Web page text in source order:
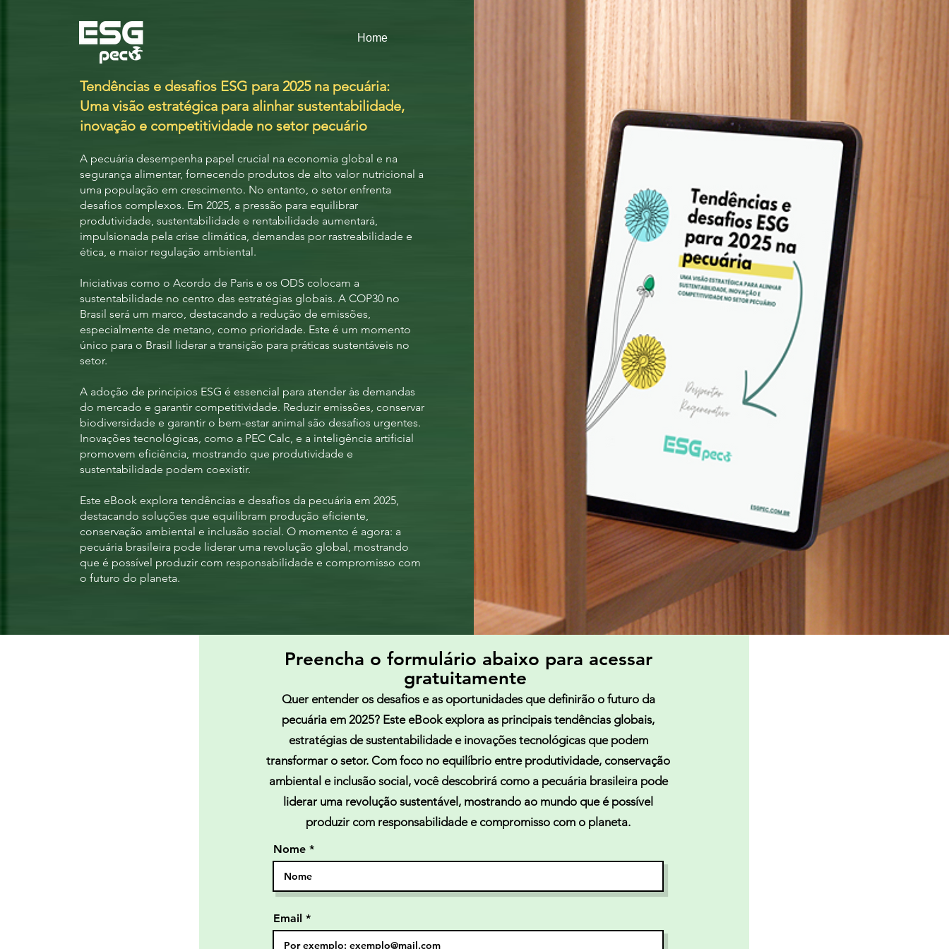
Home
Tendências e desafios ESG para 2025 na pecuária:
Uma visão estratégica para alinhar sustentabilidade,
inovação e competitividade no setor pecuário
A pecuária desempenha papel crucial na economia global e na
segurança alimentar, fornecendo produtos de alto valor nutricional a
uma população em crescimento. No entanto, o setor enfrenta
desafios complexos. Em 2025, a pressão para equilibrar
produtividade, sustentabilidade e rentabilidade aumentará,
impulsionada pela crise climática, demandas por rastreabilidade e
ética, e maior regulação ambiental.
Iniciativas como o Acordo de Paris e os ODS colocam a
sustentabilidade no centro das estratégias globais. A COP30 no
Brasil será um marco, destacando a redução de emissões,
especialmente de metano, como prioridade. Este é um momento
único para o Brasil liderar a transição para práticas sustentáveis no
setor.
A adoção de princípios ESG é essencial para atender às demandas
do mercado e garantir competitividade. Reduzir emissões, conservar
biodiversidade e garantir o bem-estar animal são desafios urgentes.
Inovações tecnológicas, como a PEC Calc, e a inteligência artificial
promovem eficiência, mostrando que produtividade e
sustentabilidade podem coexistir.
Este eBook explora tendências e desafios da pecuária em 2025,
destacando soluções que equilibram produção eficiente,
conservação ambiental e inclusão social. O momento é agora: a
pecuária brasileira pode liderar uma revolução global, mostrando
que é possível produzir com responsabilidade e compromisso com
o futuro do planeta.
Preencha o formulário abaixo para acessar
gratuitamente
Quer entender os desafios e as oportunidades que definirão o futuro da
pecuária em 2025? Este eBook explora as principais tendências globais,
estratégias de sustentabilidade e inovações tecnológicas que podem
transformar o setor. Com foco no equilíbrio entre produtividade, conservação
ambiental e inclusão social, você descobrirá como a pecuária brasileira pode
liderar uma revolução sustentável, mostrando ao mundo que é possível
produzir com responsabilidade e compromisso com o planeta.
Nome
Email